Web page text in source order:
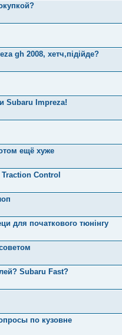
gh 2008, хетч,підійде?
Subaru Impreza!
ещё хуже
Traction Control
для початкового тюнінгу
Subaru Fast?
по кузовне